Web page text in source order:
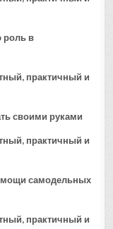
роль в
своими руками
самодельных